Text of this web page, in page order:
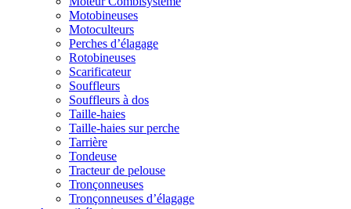
Motobineuses
Motoculteurs
Perches d’élagage
Rotobineuses
Scarificateur
Souffleurs
Souffleurs à dos
Taille-haies
Taille-haies sur perche
Tarrière
Tondeuse
Tracteur de pelouse
Tronçonneuses
Tronçonneuses d’élagage